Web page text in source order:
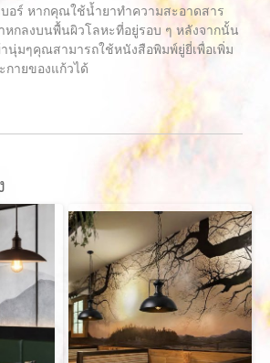
อร์ หากคุณใช้น้ำยาทำความสะอาดสาร
หกลงบนพื้นผิวโลหะที่อยู่รอบ ๆ หลังจากนั้น
นุ่มๆคุณสามารถใช้หนังสือพิมพ์ยู่ยี่เพื่อเพิ่ม
กายของแก้วได้